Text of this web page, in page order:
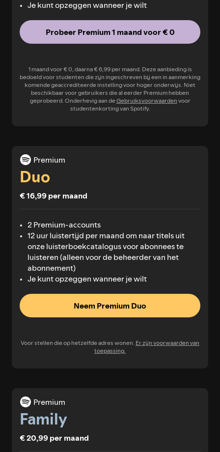
Je kunt opzeggen wanneer je wilt
Probeer Premium 1 maand voor € 0
1 maand voor € 0, daarna € 6,99 per maand. Deze aanbieding is
bedoeld voor studenten die zijn ingeschreven bij een in aanmerking
komende geaccrediteerde instelling voor hoger onderwijs. Niet
beschikbaar voor gebruikers die al eerder Premium hebben
geprobeerd. Onderhevig aan deGebruiksvoorwaardenvoor
studentenkorting van Spotify.
Premium
Duo
€ 16,99 per maand
2 Premium-accounts
12 uur luistertijd per maand om naar titels uit
onze luisterboekcatalogus voor abonnees te
luisteren (alleen voor de beheerder van het
abonnement)
Je kunt opzeggen wanneer je wilt
Neem Premium Duo
Voor stellen die op hetzelfde adres wonen. Er zijn voorwaarden van
toepassing.
Premium
Family
€ 20,99 per maand